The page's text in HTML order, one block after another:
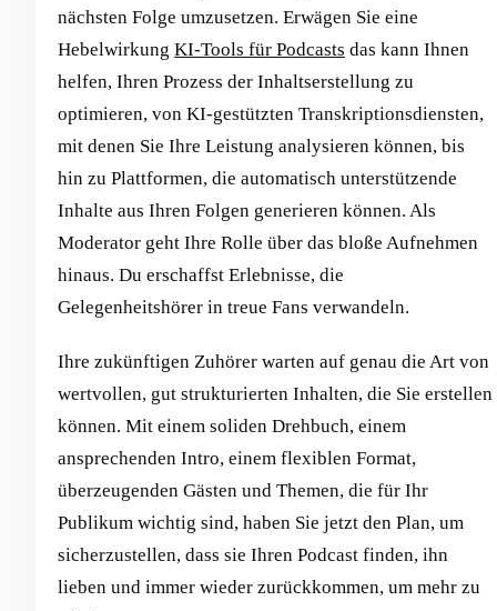
nächsten Folge umzusetzen. Erwägen Sie eine
Hebelwirkung KI-Tools für Podcasts das kann Ihnen
helfen, Ihren Prozess der Inhaltserstellung zu
optimieren, von KI-gestützten Transkriptionsdiensten,
mit denen Sie Ihre Leistung analysieren können, bis
hin zu Plattformen, die automatisch unterstützende
Inhalte aus Ihren Folgen generieren können. Als
Moderator geht Ihre Rolle über das bloße Aufnehmen
hinaus. Du erschaffst Erlebnisse, die
Gelegenheitshörer in treue Fans verwandeln.
Ihre zukünftigen Zuhörer warten auf genau die Art von
wertvollen, gut strukturierten Inhalten, die Sie erstellen
können. Mit einem soliden Drehbuch, einem
ansprechenden Intro, einem flexiblen Format,
überzeugenden Gästen und Themen, die für Ihr
Publikum wichtig sind, haben Sie jetzt den Plan, um
sicherzustellen, dass sie Ihren Podcast finden, ihn
lieben und immer wieder zurückkommen, um mehr zu